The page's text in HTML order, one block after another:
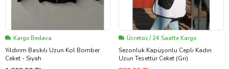
Kargo Bedava
Yıldırım Baskılı Uzun Kol Bomber
Ceket - Siyah
Ücretsiz / 24 Saatte Kargo
Sezonluk Kapüşonlu Cepli Kadın
Uzun Tesettür Ceket (Gri)